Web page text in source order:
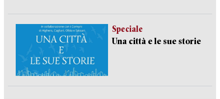
Speciale
Una città e le sue storie